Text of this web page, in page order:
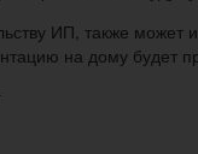
ИП, также может
на дому будет